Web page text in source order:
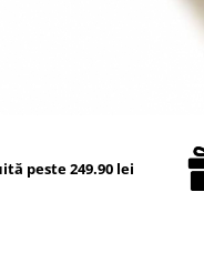
peste 249.90 lei